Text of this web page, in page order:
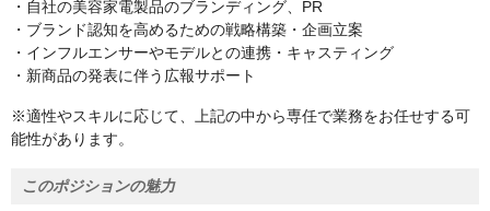
・自社の美容家電製品のブランディング、PR
・ブランド認知を高めるための戦略構築・企画立案
・インフルエンサーやモデルとの連携・キャスティング
・新商品の発表に伴う広報サポート
※適性やスキルに応じて、上記の中から専任で業務をお任せする可
能性があります。
このポジションの魅力